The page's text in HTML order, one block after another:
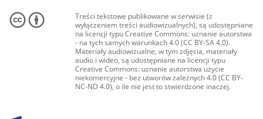
Treści tekstowe publikowane w serwisie (z
wyłączeniem treści audiowizualnych), są udostępniane
na licencji typu Creative Commons: uznanie autorstwa
- na tych samych warunkach 4.0 (CC BY-SA 4.0).
Materiały audiowizualne, w tym zdjęcia, materiały
audio i wideo, są udostępniane na licencji typu
Creative Commons: uznanie autorstwa użycie
niekomercyjne - bez utworów zależnych 4.0 (CC BY-
NC-ND 4.0), o ile nie jest to stwierdzone inaczej.